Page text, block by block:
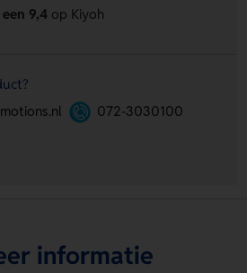
9,4op Kiyoh
072-3030100
informatie